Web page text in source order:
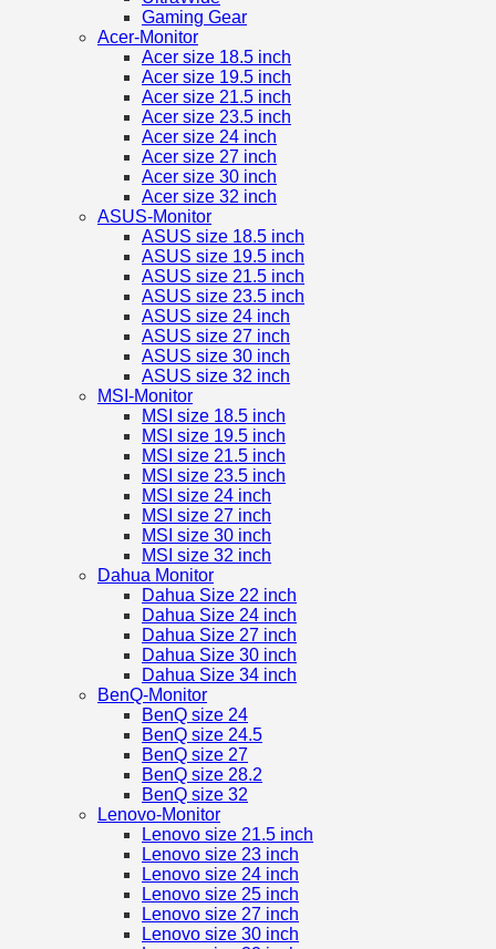
Gaming Gear
Acer-Monitor
Acer size 18.5 inch
Acer size 19.5 inch
Acer size 21.5 inch
Acer size 23.5 inch
Acer size 24 inch
Acer size 27 inch
Acer size 30 inch
Acer size 32 inch
ASUS-Monitor
ASUS size 18.5 inch
ASUS size 19.5 inch
ASUS size 21.5 inch
ASUS size 23.5 inch
ASUS size 24 inch
ASUS size 27 inch
ASUS size 30 inch
ASUS size 32 inch
MSI-Monitor
MSI size 18.5 inch
MSI size 19.5 inch
MSI size 21.5 inch
MSI size 23.5 inch
MSI size 24 inch
MSI size 27 inch
MSI size 30 inch
MSI size 32 inch
Dahua Monitor
Dahua Size 22 inch
Dahua Size 24 inch
Dahua Size 27 inch
Dahua Size 30 inch
Dahua Size 34 inch
BenQ-Monitor
BenQ size 24
BenQ size 24.5
BenQ size 27
BenQ size 28.2
BenQ size 32
Lenovo-Monitor
Lenovo size 21.5 inch
Lenovo size 23 inch
Lenovo size 24 inch
Lenovo size 25 inch
Lenovo size 27 inch
Lenovo size 30 inch